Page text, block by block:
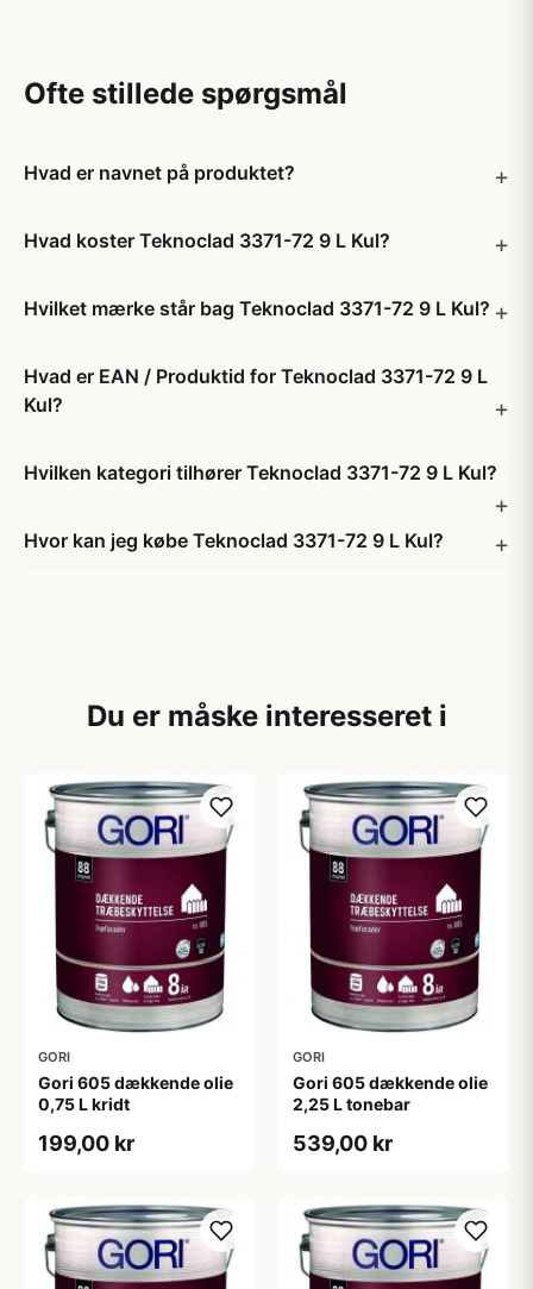
Ofte stillede spørgsmål
Hvad er navnet på produktet?
Hvad koster Teknoclad 3371-72 9 L Kul?
Hvilket mærke står bag Teknoclad 3371-72 9 L Kul?
Hvad er EAN / Produktid for Teknoclad 3371-72 9 L
Kul?
Hvilken kategori tilhører Teknoclad 3371-72 9 L Kul?
Hvor kan jeg købe Teknoclad 3371-72 9 L Kul?
Du er måske interesseret i
GORI
Gori 605 dækkende olie
0,75 L kridt
199,00 kr
GORI
Gori 605 dækkende olie
2,25 L tonebar
539,00 kr